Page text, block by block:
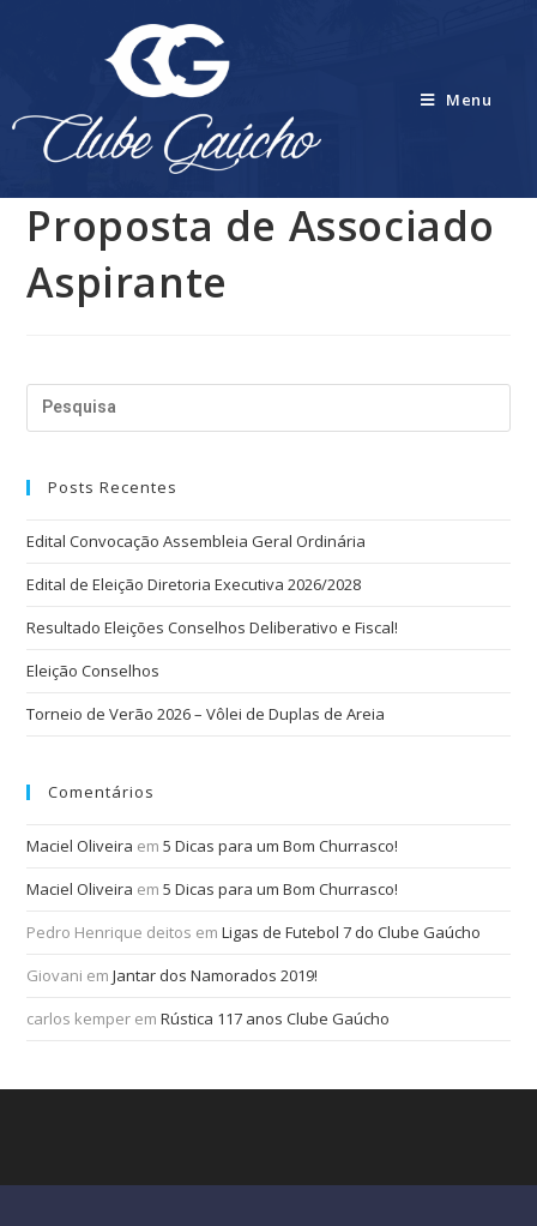
Menu
Proposta de Associado
Aspirante
Posts Recentes
Edital Convocação Assembleia Geral Ordinária
Edital de Eleição Diretoria Executiva 2026/2028
Resultado Eleições Conselhos Deliberativo e Fiscal!
Eleição Conselhos
Torneio de Verão 2026 – Vôlei de Duplas de Areia
Comentários
Maciel Oliveira em5 Dicas para um Bom Churrasco!
Maciel Oliveira em5 Dicas para um Bom Churrasco!
Pedro Henrique deitos emLigas de Futebol 7 do Clube Gaúcho
Giovani emJantar dos Namorados 2019!
carlos kemper emRústica 117 anos Clube Gaúcho